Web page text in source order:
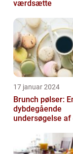
værdsætte
17 januar 2024
Brunch pølser:
dybdegående
undersøgelse af